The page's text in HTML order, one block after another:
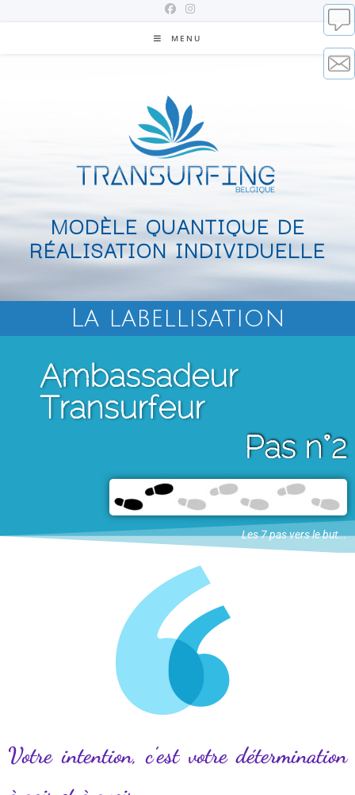
MENU
MODÈLE QUANTIQUE DE
RÉALISATION INDIVIDUELLE
La labellisation
Ambassadeur
Transurfeur
Pas n°2
Les 7 pas vers le but...
Votre intention, c’est votre détermination